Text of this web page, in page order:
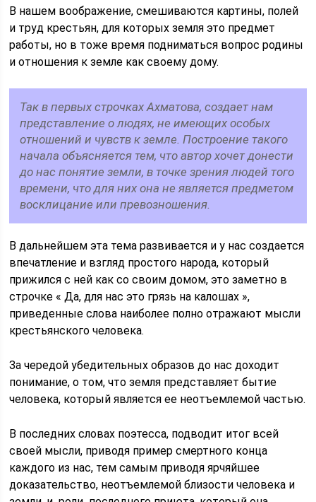
В нашем воображение, смешиваются картины, полей
и труд крестьян, для которых земля это предмет
работы, но в тоже время подниматься вопрос родины
и отношения к земле как своему дому.
Так в первых строчках Ахматова, создает нам
представление о людях, не имеющих особых
отношений и чувств к земле. Построение такого
начала объясняется тем, что автор хочет донести
до нас понятие земли, в точке зрения людей того
времени, что для них она не является предметом
восклицание или превозношения.
В дальнейшем эта тема развивается и у нас создается
впечатление и взгляд простого народа, который
прижился с ней как со своим домом, это заметно в
строчке « Да, для нас это грязь на калошах »,
приведенные слова наиболее полно отражают мысли
крестьянского человека.
За чередой убедительных образов до нас доходит
понимание, о том, что земля представляет бытие
человека, который является ее неотъемлемой частью.
В последних словах поэтесса, подводит итог всей
своей мысли, приводя пример смертного конца
каждого из нас, тем самым приводя ярчяйшее
доказательство, неотъемлемой близости человека и